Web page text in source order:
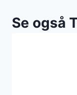
Se også